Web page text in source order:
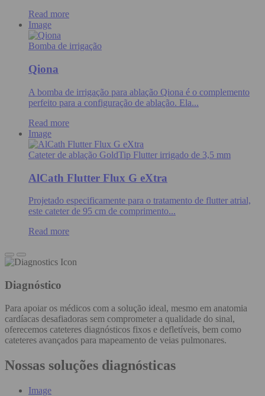
Read more
Image
Bomba de irrigação
Qiona
A bomba de irrigação para ablação Qiona é o complemento
perfeito para a configuração de ablação. Ela...
Read more
Image
Cateter de ablação GoldTip Flutter irrigado de 3,5 mm
AlCath Flutter Flux G eXtra
Projetado especificamente para o tratamento de flutter atrial,
este cateter de 95 cm de comprimento...
Read more
Diagnóstico
Para apoiar os médicos com a solução ideal, mesmo em anatomia
cardíacas desafiadoras sem comprometer a qualidade do sinal,
oferecemos cateteres diagnósticos fixos e defletíveis, bem como
cateteres avançados para mapeamento de veias pulmonares.
Nossas soluções diagnósticas
Image